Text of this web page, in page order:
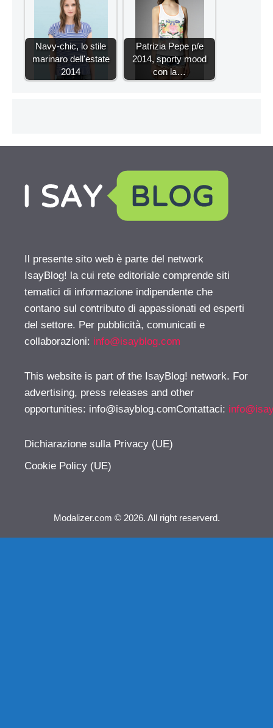
Navy-chic, lo stile
marinaro dell'estate
2014
Patrizia Pepe p/e
2014, sporty mood
con la…
Il presente sito web è parte del network
IsayBlog! la cui rete editoriale comprende siti
tematici di informazione indipendente che
contano sul contributo di appassionati ed esperti
del settore. Per pubblicità, comunicati e
collaborazioni: info@isayblog.com
This website is part of the IsayBlog! network. For
advertising, press releases and other
opportunities: info@isayblog.comContattaci:
Dichiarazione sulla Privacy (UE)
Cookie Policy (UE)
Modalizer.com © 2026. All right reserverd.